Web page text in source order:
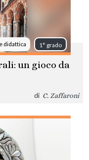
didattica 1° grado
un gioco da
di C. Zaffaroni